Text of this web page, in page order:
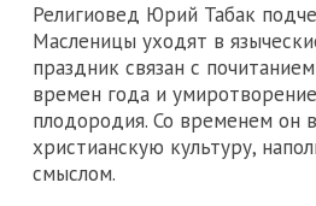
Религиовед Юрий Табак
Масленицы уходят в
праздник связан с
времен года и
плодородия. Со временем он
христианскую культуру,
смыслом.